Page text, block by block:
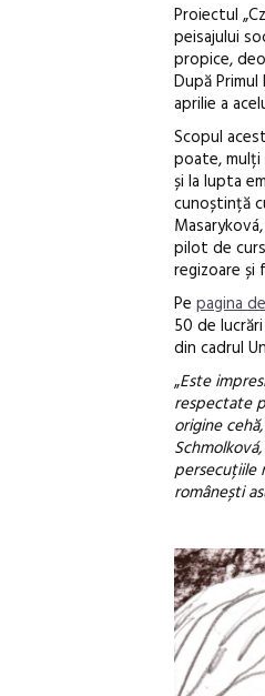
Proiectul
peisajului
propice,
După
aprilie a
Scopul
poate, mulți
și la lupta
cunoștință
pilot de
regizoare și
Pe pagina
50 de
din cadrul
„Este
respectate
origine
persecuțiile
românești